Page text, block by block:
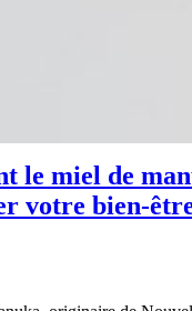
le miel de
votre bien-